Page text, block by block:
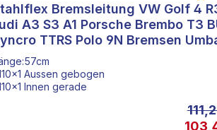
von 5 von 5 Sternen
Bremssattel
Bremsleitung VW Golf 4
A3 S3 A1 Porsche Brembo T3
TTRS Polo 9N Bremsen
Aussen gebogen
Innen gerade